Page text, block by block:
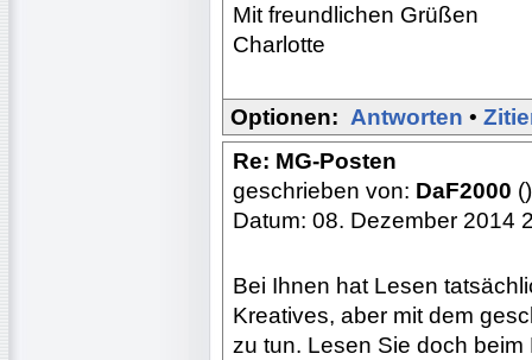
Mit freundlichen Grüßen
Charlotte
Optionen: Antworten •
Re: MG-Posten
geschrieben von: DaF2000 ()
Datum: 08. Dezember 2014
Bei Ihnen hat Lesen
Kreatives, aber mit dem
zu tun. Lesen Sie doch